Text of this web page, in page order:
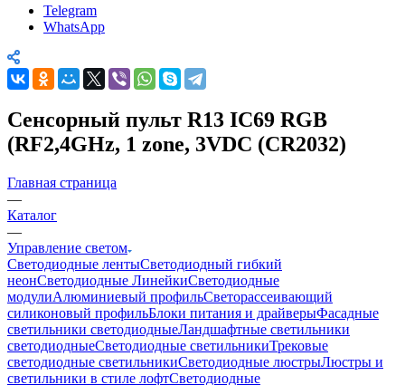
Telegram
WhatsApp
Сенсорный пульт R13 IC69 RGB
(RF2,4GHz, 1 zone, 3VDC (CR2032)
Главная страница
—
Каталог
—
Управление светом
Светодиодные лентыСветодиодный гибкий
неонСветодиодные ЛинейкиСветодиодные
модулиАлюминиевый профильСветорассеивающий
силиконовый профильБлоки питания и драйверыФасадные
светильники светодиодныеЛандшафтные светильники
светодиодныеСветодиодные светильникиТрековые
светодиодные светильникиСветодиодные люстрыЛюстры и
светильники в стиле лофтСветодиодные